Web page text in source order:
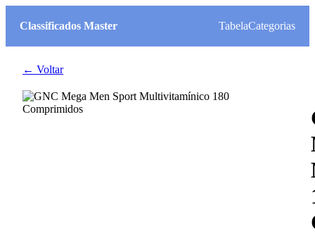
Classificados Master TabelaCategorias
← Voltar